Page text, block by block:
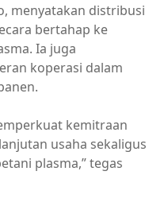
menyatakan distribusi
bertahap ke
Ia juga
koperasi dalam
kemitraan
usaha sekaligus
plasma,” tegas